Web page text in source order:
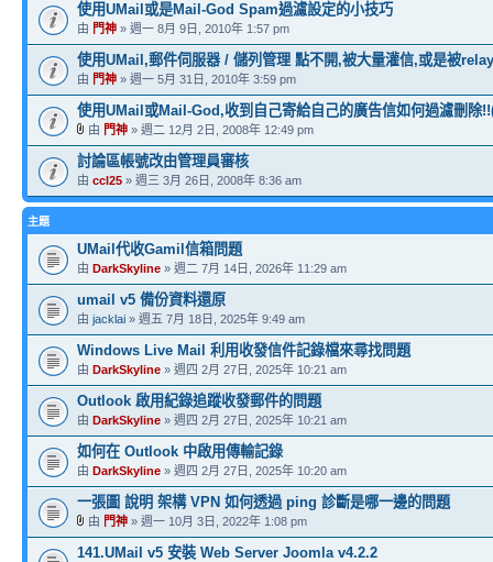
使用UMail或是Mail-God Spam過濾設定的小技巧
由 門神 » 週一 8月 9日, 2010年 1:57 pm
使用UMail,郵件伺服器 / 儲列管理 點不開,被大量灌信,或是被relay
由 門神 » 週一 5月 31日, 2010年 3:59 pm
使用UMail或Mail-God,收到自己寄給自己的廣告信如何過濾刪除
由 門神 » 週二 12月 2日, 2008年 12:49 pm
討論區帳號改由管理員審核
由 ccl25 » 週三 3月 26日, 2008年 8:36 am
主題
UMail代收Gamil信箱問題
由 DarkSkyline » 週二 7月 14日, 2026年 11:29 am
umail v5 備份資料還原
由 jacklai » 週五 7月 18日, 2025年 9:49 am
Windows Live Mail 利用收發信件記錄檔來尋找問題
由 DarkSkyline » 週四 2月 27日, 2025年 10:21 am
Outlook 啟用紀錄追蹤收發郵件的問題
由 DarkSkyline » 週四 2月 27日, 2025年 10:21 am
如何在 Outlook 中啟用傳輸記錄
由 DarkSkyline » 週四 2月 27日, 2025年 10:20 am
一張圖 說明 架構 VPN 如何透過 ping 診斷是哪一邊的問題
由 門神 » 週一 10月 3日, 2022年 1:08 pm
141.UMail v5 安裝 Web Server Joomla v4.2.2